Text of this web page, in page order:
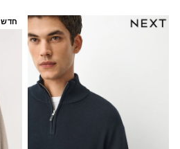
Multipack T-Shirts
Multipack Sleepsuits
Multipack Socks & Tights
Multipack Underwear
All Underwear
New In
Pyjamas
Thermals
Sleepsuits
Socks & Tights
חדש